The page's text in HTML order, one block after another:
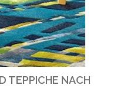
TEPPICHE NACH